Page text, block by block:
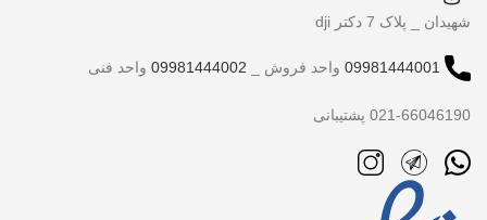
شهیدان _ پلاک 7 دکتر dji
09981444001 واحد فروش _ 09981444002 واحد فنی
021-66046190 پشتیبانی